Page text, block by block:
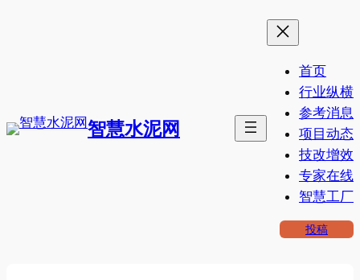
智慧水泥网
首页
行业纵横
参考消息
项目动态
技改增效
专家在线
智慧工厂
投稿